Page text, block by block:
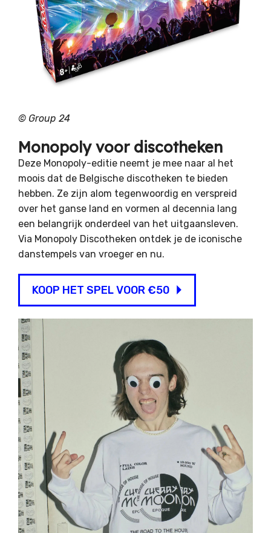
© Group 24
Monopoly voor discotheken
Deze Monopoly-editie neemt je mee naar al het
moois dat de Belgische discotheken te bieden
hebben. Ze zijn alom tegenwoordig en verspreid
over het ganse land en vormen al decennia lang
een belangrijk onderdeel van het uitgaansleven.
Via Monopoly Discotheken ontdek je de iconische
danstempels van vroeger en nu.
KOOP HET SPEL VOOR €50